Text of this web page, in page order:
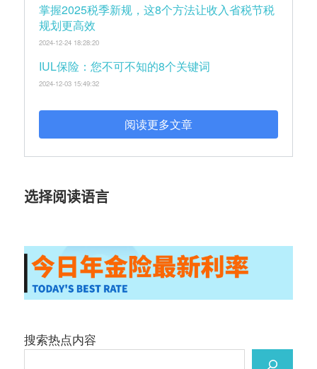
掌握2025税季新规，这8个方法让收入省税节税
规划更高效
2024-12-24 18:28:20
IUL保险：您不可不知的8个关键词
2024-12-03 15:49:32
阅读更多文章
选择阅读语言
搜索热点内容